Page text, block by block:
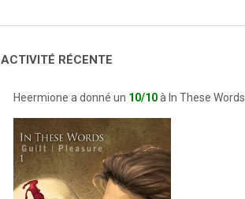
RÉCENTE
Heermione a donné un 10/10à In These Words